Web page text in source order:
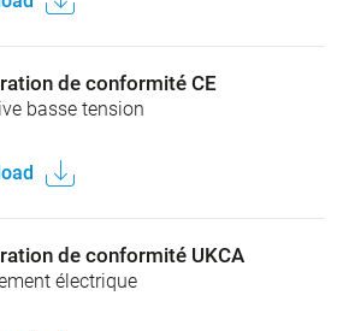
de conformité CE
basse tension
de conformité UKCA
électrique